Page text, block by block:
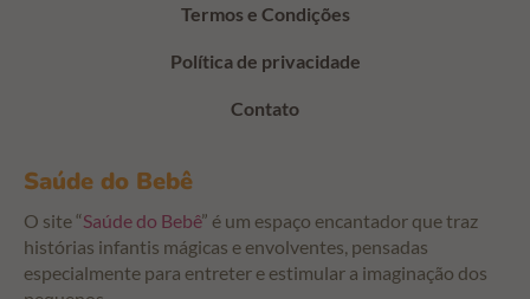
Saúde do Bebê
O site “Saúde do Bebê” é um espaço encantador que traz
histórias infantis mágicas e envolventes, pensadas
especialmente para entreter e estimular a imaginação dos
Termos e Condições
Política de privacidade
Contato